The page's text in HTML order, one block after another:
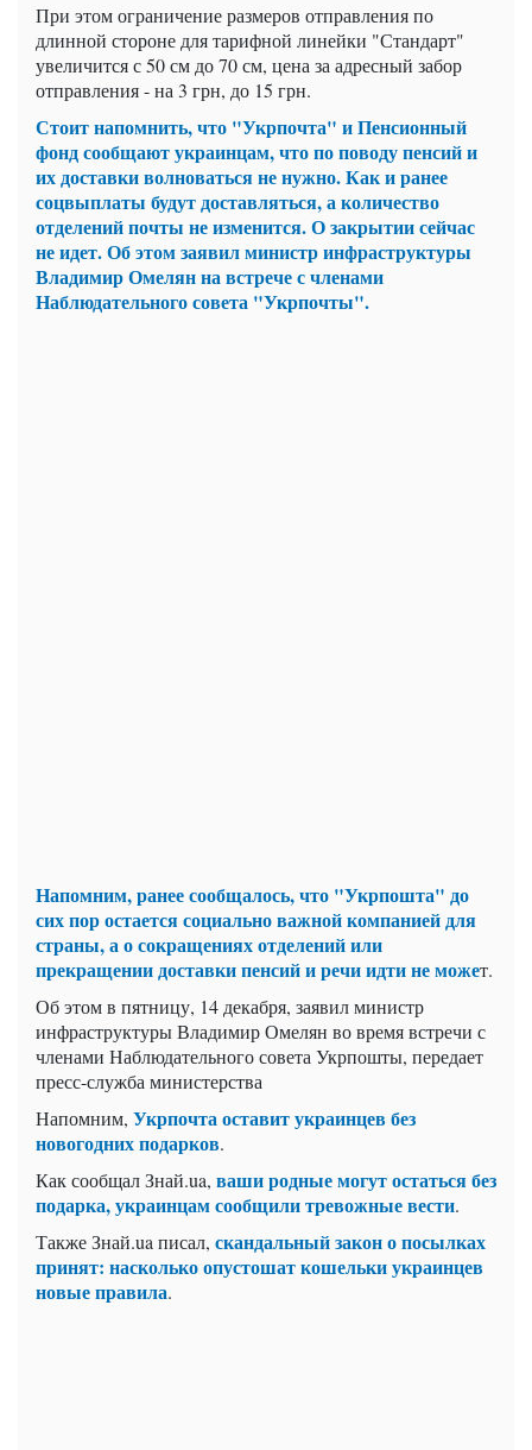
При этом ограничение размеров отправления по
длинной стороне для тарифной линейки "Стандарт"
увеличится с 50 см до 70 см, цена за адресный забор
отправления - на 3 грн, до 15 грн.
Стоит напомнить, что "Укрпочта" и Пенсионный
фонд сообщают украинцам, что по поводу пенсий и
их доставки волноваться не нужно. Как и ранее
соцвыплаты будут доставляться, а количество
отделений почты не изменится. О закрытии сейчас
не идет. Об этом заявил министр инфраструктуры
Владимир Омелян на встрече с членами
Наблюдательного совета "Укрпочты".
Напомним, ранее сообщалось, что "Укрпошта" до
сих пор остается социально важной компанией для
страны, а о сокращениях отделений или
прекращении доставки пенсий и речи идти не может.
Об этом в пятницу, 14 декабря, заявил министр
инфраструктуры Владимир Омелян во время встречи с
членами Наблюдательного совета Укрпошты, передает
пресс-служба министерства
Напомним, Укрпочта оставит украинцев без
новогодних подарков.
Как сообщал Знай.ua, ваши родные могут остаться без
подарка, украинцам сообщили тревожные вести.
Также Знай.ua писал, скандальный закон о посылках
принят: насколько опустошат кошельки украинцев
новые правила.